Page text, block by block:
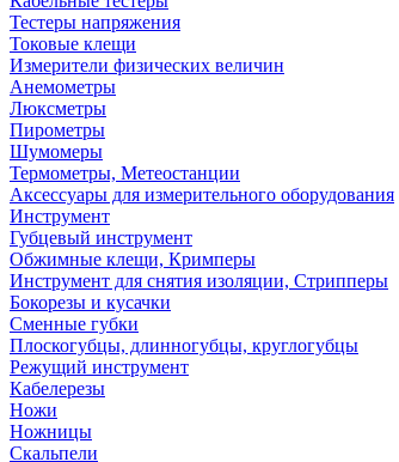
Тестеры напряжения
Токовые клещи
Измерители физических величин
Анемометры
Люксметры
Пирометры
Шумомеры
Термометры, Метеостанции
Аксессуары для измерительного оборудования
Инструмент
Губцевый инструмент
Обжимные клещи, Кримперы
Инструмент для снятия изоляции, Стрипперы
Бокорезы и кусачки
Сменные губки
Плоскогубцы, длинногубцы, круглогубцы
Режущий инструмент
Кабелерезы
Ножи
Ножницы
Скальпели